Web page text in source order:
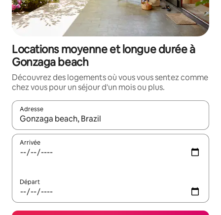
Locations moyenne et longue durée à
Gonzaga beach
Découvrez des logements où vous vous sentez comme
chez vous pour un séjour d'un mois ou plus.
Adresse
Lorsque les résultats s'affichent, utilisez les flèches vers le
Arrivée
Départ